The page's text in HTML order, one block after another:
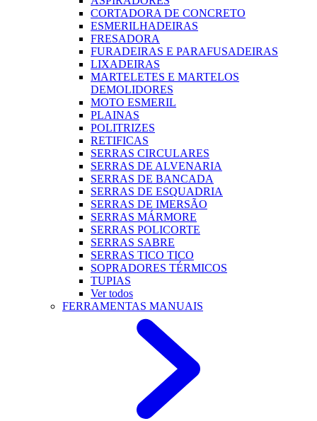
CORTADORA DE CONCRETO
ESMERILHADEIRAS
FRESADORA
FURADEIRAS E PARAFUSADEIRAS
LIXADEIRAS
MARTELETES E MARTELOS
DEMOLIDORES
MOTO ESMERIL
PLAINAS
POLITRIZES
RETIFICAS
SERRAS CIRCULARES
SERRAS DE ALVENARIA
SERRAS DE BANCADA
SERRAS DE ESQUADRIA
SERRAS DE IMERSÃO
SERRAS MÁRMORE
SERRAS POLICORTE
SERRAS SABRE
SERRAS TICO TICO
SOPRADORES TÉRMICOS
TUPIAS
Ver todos
FERRAMENTAS MANUAIS